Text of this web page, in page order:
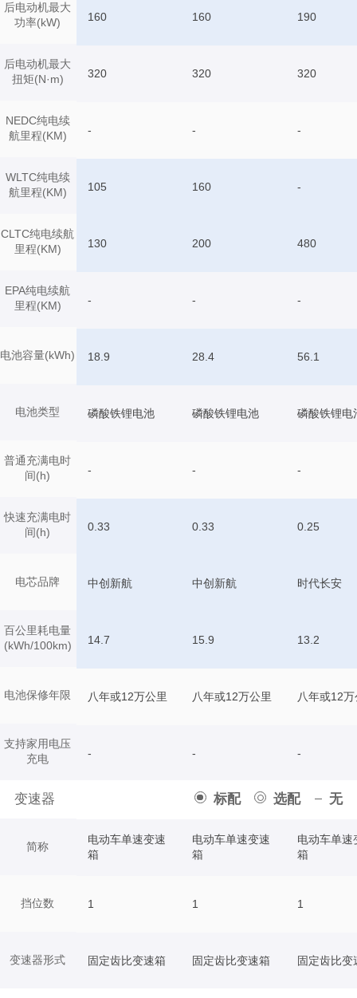
后电动机最大
功率(kW)
后电动机最大
扭矩(N·m)
NEDC纯电续
航里程(KM)
WLTC纯电续
航里程(KM)
CLTC纯电续航
里程(KM)
EPA纯电续航
里程(KM)
电池容量(kWh)
电池类型
普通充满电时
间(h)
快速充满电时
间(h)
电芯品牌
百公里耗电量
(kWh/100km)
电池保修年限
支持家用电压
充电
变速器 标配 选配 无
简称
挡位数
变速器形式
160 160 190
320 320 320
- - -
105 160 -
130 200 480
- - -
18.9 28.4 56.1
磷酸铁锂电池 磷酸铁锂电池 磷酸铁锂电
- - -
0.33 0.33 0.25
中创新航 中创新航 时代长安
14.7 15.9 13.2
八年或12万公里 八年或12万公里 八年或12
- - -
电动车单速变速
箱
电动车单速变速
箱
电动车单速
箱
1 1 1
固定齿比变速箱 固定齿比变速箱 固定齿比变